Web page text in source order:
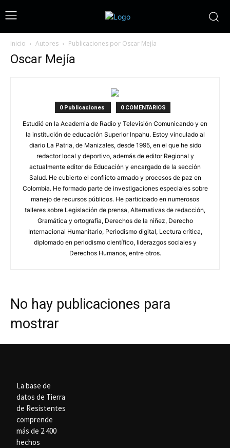
Inicio Autores Publicaciones por Oscar Mejía
Oscar Mejía
0 Publicaciones 0 COMENTARIOS
Estudié en la Academia de Radio y Televisión Comunicando y en
la institución de educación Superior Inpahu. Estoy vinculado al
diario La Patria, de Manizales, desde 1995, en el que he sido
redactor local y deportivo, además de editor Regional y
actualmente editor de Educación y encargado de la sección
Salud. He cubierto el conflicto armado y procesos de paz en
Colombia. He formado parte de investigaciones especiales sobre
manejo de recursos públicos. He participado en numerosos
talleres sobre Legislación de prensa, Alternativas de redacción,
Gramática y ortografía, Derechos de la niñez, Derecho
Internacional Humanitario, Periodismo digital, Lectura crítica,
diplomado en periodismo científico, liderazgos sociales y
Derechos Humanos, entre otros.
No hay publicaciones para
mostrar
La base de
datos de Tierra
de Resistentes
comprende
más de 2.400
hechos